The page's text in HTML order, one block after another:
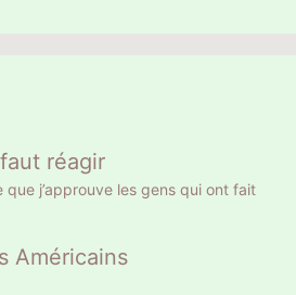
réagir
j’approuve les gens qui ont fait
Américains